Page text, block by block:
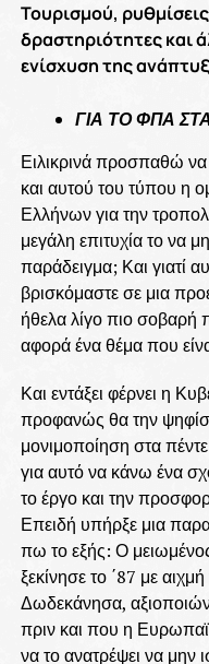
Τουρισμού,
δραστηριότητες και
ενίσχυση της
ΓΙΑ ΤΟ ΦΠΑ
Ειλικρινά προσπαθώ
και αυτού του τύπου η
Ελλήνων για την
μεγάλη επιτυχία το να
παράδειγμα; Και γιατί
βρισκόμαστε σε μια
ήθελα λίγο πιο σοβαρή
αφορά ένα θέμα που
Και εντάξει φέρνει η
προφανώς θα την
μονιμοποίηση στα
για αυτό να κάνω ένα
το έργο και την
Επειδή υπήρξε μια
πω το εξής: Ο
ξεκίνησε το ΄87 με
Δωδεκάνησα,
πριν και που η
να το ανατρέψει να μην